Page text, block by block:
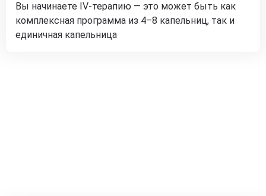
Вы начинаете IV-терапию — это может быть как
комплексная программа из 4–8 капельниц, так и
единичная капельница